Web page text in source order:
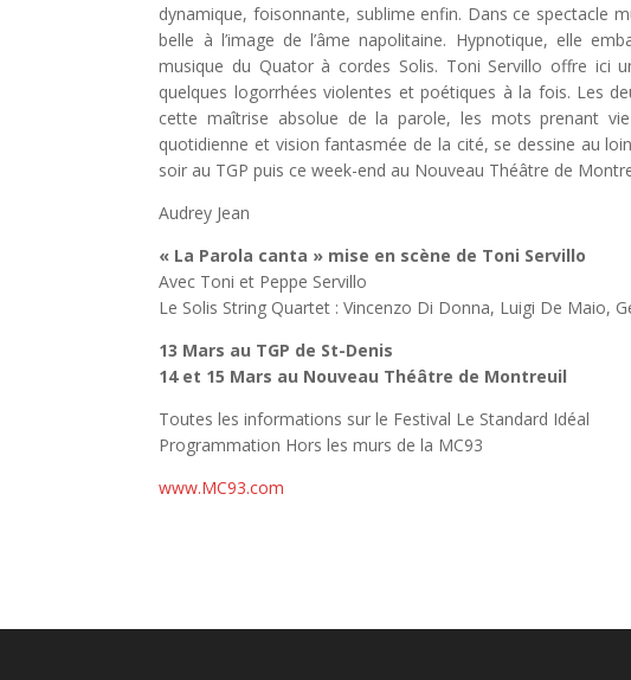
dynamique, foisonnante, sublime enfin. Dans ce spectacle
belle à l’image de l’âme napolitaine. Hypnotique, elle
musique du Quator à cordes Solis. Toni Servillo offre ici
quelques logorrhées violentes et poétiques à la fois. Les
cette maîtrise absolue de la parole, les mots prenant
quotidienne et vision fantasmée de la cité, se dessine au
soir au TGP puis ce week-end au Nouveau Théâtre de
Audrey Jean
« La Parola canta » mise en scène de Toni Servillo
Avec Toni et Peppe Servillo
Le Solis String Quartet : Vincenzo Di Donna, Luigi De Maio,
13 Mars au TGP de St-Denis
14 et 15 Mars au Nouveau Théâtre de Montreuil
Toutes les informations sur le Festival Le Standard Idéal
Programmation Hors les murs de la MC93
www.MC93.com